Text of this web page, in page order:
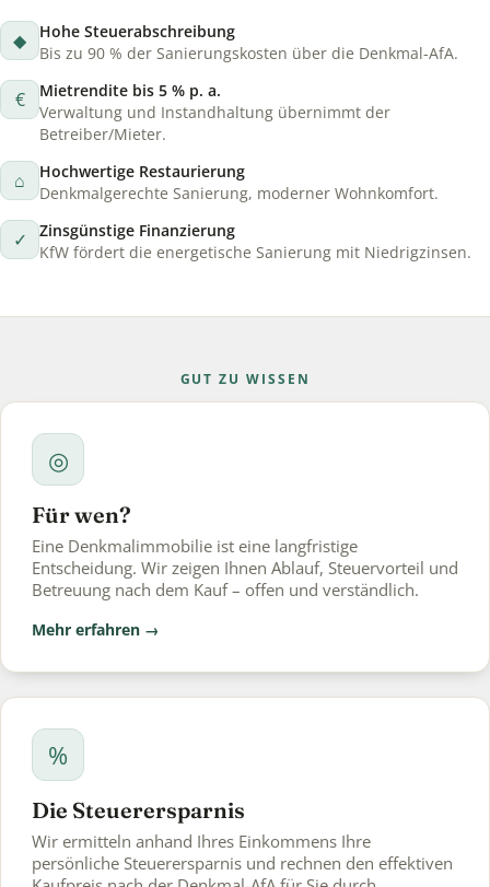
◆
Hohe Steuerabschreibung
Bis zu 90 % der Sanierungskosten über die Denkmal-AfA.
€
Mietrendite bis 5 % p. a.
Verwaltung und Instandhaltung übernimmt der
Betreiber/Mieter.
⌂
Hochwertige Restaurierung
Denkmalgerechte Sanierung, moderner Wohnkomfort.
✓
Zinsgünstige Finanzierung
KfW fördert die energetische Sanierung mit Niedrigzinsen.
GUT ZU WISSEN
◎
Für wen?
Eine Denkmalimmobilie ist eine langfristige
Entscheidung. Wir zeigen Ihnen Ablauf, Steuervorteil und
Betreuung nach dem Kauf – offen und verständlich.
Mehr erfahren →
%
Die Steuerersparnis
Wir ermitteln anhand Ihres Einkommens Ihre
persönliche Steuerersparnis und rechnen den effektiven